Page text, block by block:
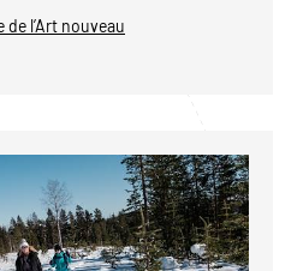
de l’Art nouveau